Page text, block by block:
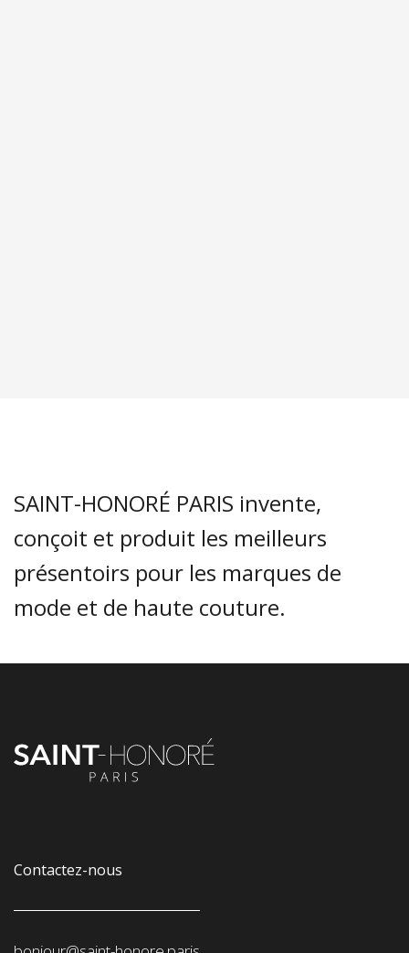
SAINT-HONORÉ PARIS invente,
conçoit et produit les meilleurs
présentoirs pour les marques de
mode et de haute couture.
Contactez-nous